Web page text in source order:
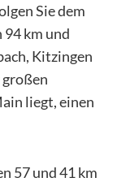
Sie dem
km und
Kitzingen
großen
liegt, einen
57 und 41 km